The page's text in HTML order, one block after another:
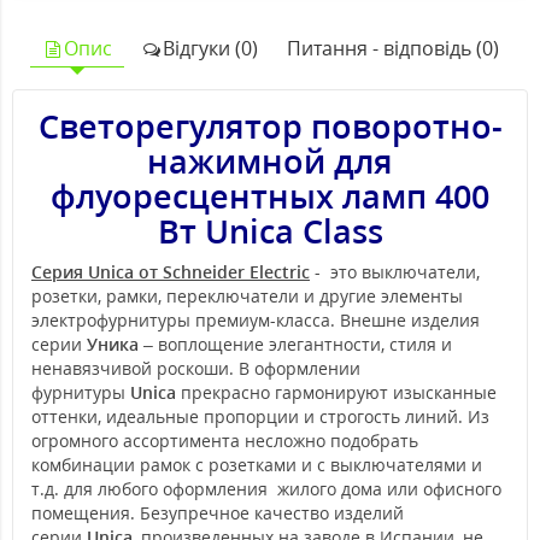
Опис Відгуки (0) Питання - відповідь (0)
Светорегулятор поворотно-
нажимной для
флуоресцентных ламп 400
Вт Unica Class
Серия Unica от Schneider Electric - это выключатели,
розетки, рамки, переключатели и другие элементы
электрофурнитуры премиум-класса. Внешне изделия
серии Уника – воплощение элегантности, стиля и
ненавязчивой роскоши. В оформлении
фурнитуры Unica прекрасно гармонируют изысканные
оттенки, идеальные пропорции и строгость линий. Из
огромного ассортимента несложно подобрать
комбинации рамок с розетками и с выключателями и
т.д. для любого оформления жилого дома или офисного
помещения. Безупречное качество изделий